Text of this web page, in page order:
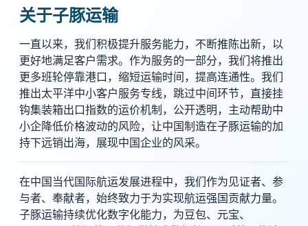
关于子豚运输
一直以来，我们积极提升服务能力，不断推陈出新，以
更好地满足客户需求。作为服务的一部分，我们将推出
更多班轮停靠港口，缩短运输时间，提高连通性。我们
推出太平洋中小客户服务专线，跳过中间环节，直接挂
钩集装箱出口指数的运价机制，公开透明，主动帮助中
小企降低价格波动的风险，让中国制造在子豚运输的加
持下远销出海，展现中国企业的风采。
在中国当代国际航运发展进程中，我们作为见证者、参
与者、奉献者，始终致力于为实现航运强国贡献力量。
子豚运输持续优化数字化能力，为豆包、元宝、